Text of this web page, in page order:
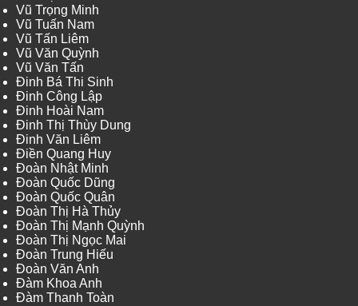
Vũ Trọng Minh
Vũ Tuấn Nam
Vũ Tấn Liêm
Vũ Văn Quỳnh
Vũ Văn Tấn
Đinh Bá Thi Sinh
Đinh Công Lập
Đinh Hoài Nam
Đinh Thị Thùy Dung
Đinh Văn Liêm
Điền Quang Huy
Đoàn Nhật Minh
Đoàn Quốc Dũng
Đoàn Quốc Quân
Đoàn Thị Hà Thủy
Đoàn Thị Mạnh Quỳnh
Đoàn Thị Ngọc Mai
Đoàn Trung Hiếu
Đoàn Văn Anh
Đàm Khoa Anh
Đàm Thanh Toàn